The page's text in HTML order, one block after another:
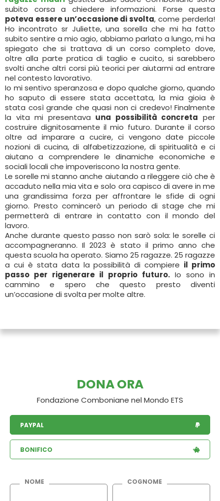
subito corsa a chiedere informazioni. Forse questa
poteva essere un’occasione di svolta, come perderla!
Ho incontrato sr Juliette, una sorella che mi ha fatto
subito sentire a mio agio, abbiamo parlato a lungo, mi ha
spiegato che si trattava di un corso completo dove,
oltre alla parte pratica di taglio e cucito, si sarebbero
svolti anche altri corsi più teorici per aiutarmi ad entrare
nel contesto lavorativo.
Io mi sentivo speranzosa e dopo qualche giorno, quando
ho saputo di essere stata accettata, la mia gioia è
stata così grande che quasi non ci credevo! Finalmente
la vita mi presentava una possibilità concreta per
costruire dignitosamente il mio futuro. Durante il corso
oltre ad imparare a cucire, ci vengono date piccole
nozioni di cucina, di alfabetizzazione, di spiritualità e ci
aiutano a comprendere le dinamiche economiche e
sociali locali che impoveriscono la nostra gente.
Le sorelle mi stanno anche aiutando a rileggere ciò che è
accaduto nella mia vita e solo ora capisco di avere in me
una grandissima forza per affrontare le sfide di ogni
giorno. Presto comincerò un periodo di stage che mi
permetterà di entrare in contatto con il mondo del
lavoro.
Anche durante questo passo non sarò sola: le sorelle ci
accompagneranno. Il 2023 è stato il primo anno che
questa scuola ha operato. Siamo 25 ragazze. 25 ragazze
a cui è stata data la possibilità di compiere il primo
passo per rigenerare il proprio futuro. Io sono in
cammino e spero che questo presto diventi
un’occasione di svolta per molte altre.
DONA ORA
Fondazione Comboniane nel Mondo ETS
PAYPAL
BONIFICO
NOME COGNOME